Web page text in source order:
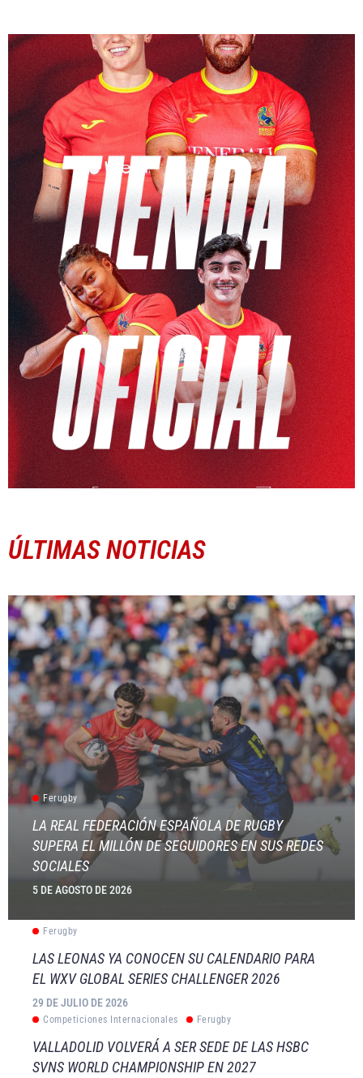
ÚLTIMAS NOTICIAS
Ferugby
LA REAL FEDERACIÓN ESPAÑOLA DE RUGBY
SUPERA EL MILLÓN DE SEGUIDORES EN SUS REDES
SOCIALES
5 DE AGOSTO DE 2026
Ferugby
LAS LEONAS YA CONOCEN SU CALENDARIO PARA
EL WXV GLOBAL SERIES CHALLENGER 2026
29 DE JULIO DE 2026
Competiciones Internacionales Ferugby
VALLADOLID VOLVERÁ A SER SEDE DE LAS HSBC
SVNS WORLD CHAMPIONSHIP EN 2027